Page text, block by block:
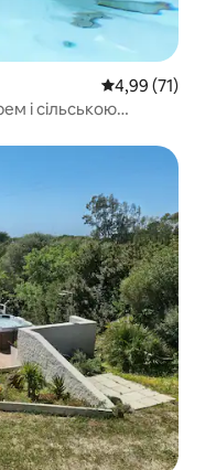
Середня
4,99 (71)
і сільською